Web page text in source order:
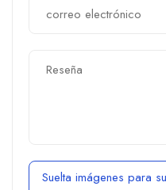
Suelta imágenes para